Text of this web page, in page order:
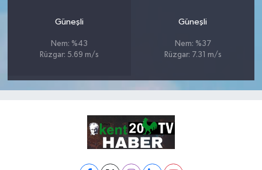
Güneşli
Nem: %43
Rüzgar: 5.69 m/s
Güneşli
Nem: %37
Rüzgar: 7.31 m/s